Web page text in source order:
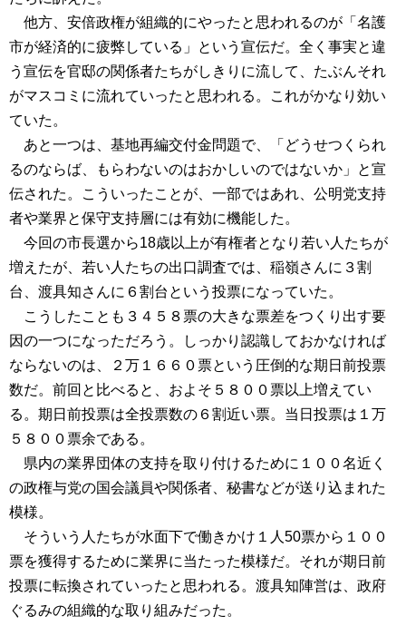
他方、安倍政権が組織的にやったと思われるのが「名護
市が経済的に疲弊している」という宣伝だ。全く事実と違
う宣伝を官邸の関係者たちがしきりに流して、たぶんそれ
がマスコミに流れていったと思われる。これがかなり効い
ていた。
あと一つは、基地再編交付金問題で、「どうせつくられ
るのならば、もらわないのはおかしいのではないか」と宣
伝された。こういったことが、一部ではあれ、公明党支持
者や業界と保守支持層には有効に機能した。
今回の市長選から18歳以上が有権者となり若い人たちが
増えたが、若い人たちの出口調査では、稲嶺さんに３割
台、渡具知さんに６割台という投票になっていた。
こうしたことも３４５８票の大きな票差をつくり出す要
因の一つになっただろう。しっかり認識しておかなければ
ならないのは、２万１６６０票という圧倒的な期日前投票
数だ。前回と比べると、およそ５８００票以上増えてい
る。期日前投票は全投票数の６割近い票。当日投票は１万
５８００票余である。
県内の業界団体の支持を取り付けるために１００名近く
の政権与党の国会議員や関係者、秘書などが送り込まれた
模様。
そういう人たちが水面下で働きかけ１人50票から１００
票を獲得するために業界に当たった模様だ。それが期日前
投票に転換されていったと思われる。渡具知陣営は、政府
ぐるみの組織的な取り組みだった。